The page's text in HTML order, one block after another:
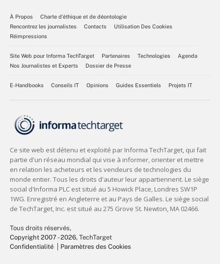
À Propos
Charte d’éthique et de déontologie
Rencontrez les journalistes
Contacts
Utilisation Des Cookies
Réimpressions
Site Web pour Informa TechTarget Partenaires Technologies
Agenda
Nos Journalistes et Experts
Dossier de Presse
E-Handbooks Conseils IT Opinions Guides Essentiels Projets IT
Tous droits réservés,
Copyright 2007 - 2026, TechTarget
Confidentialité
Paramètres des Cookies